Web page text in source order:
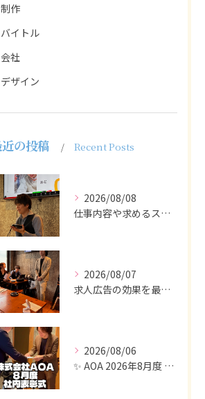
制作
バイトル
会社
デザイン
の投稿 Recent Posts
2026/08/08
仕事内容や求めるスキルを明確にし、ターゲット層に響くメッセー...
2026/08/07
求人広告の効果を最大化するために最も重要なのは、掲載タイミン...
2026/08/06
✨ AOA 2026年8月度 表彰式レポート ✨